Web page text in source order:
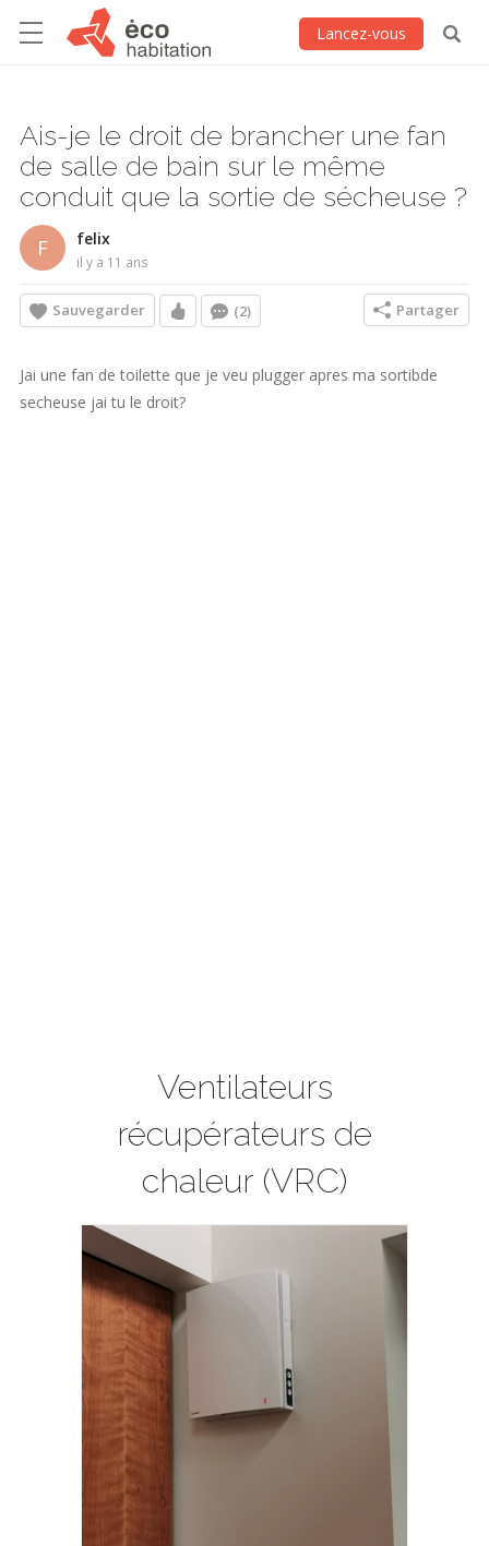
Lancez-vous
Ais-je le droit de brancher une fan
de salle de bain sur le même
conduit que la sortie de sécheuse ?
F felix
il y a 11 ans
Sauvegarder (2) Partager
Jai une fan de toilette que je veu plugger apres ma sortibde
secheuse jai tu le droit?
Ventilateurs
récupérateurs de
chaleur (VRC)